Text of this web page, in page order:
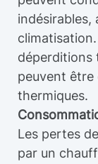
indésirables,
climatisation.
déperditions
peuvent être
thermiques.
Les pertes
par un